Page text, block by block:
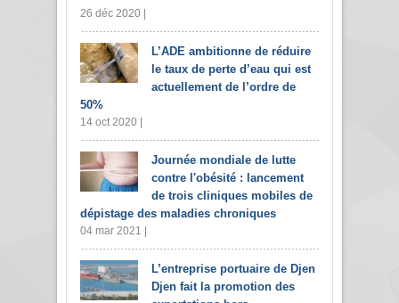
26 déc 2020 |
L’ADE ambitionne de réduire
le taux de perte d’eau qui est
actuellement de l’ordre de
50%
14 oct 2020 |
Journée mondiale de lutte
contre l'obésité : lancement
de trois cliniques mobiles de
dépistage des maladies chroniques
04 mar 2021 |
L’entreprise portuaire de Djen
Djen fait la promotion des